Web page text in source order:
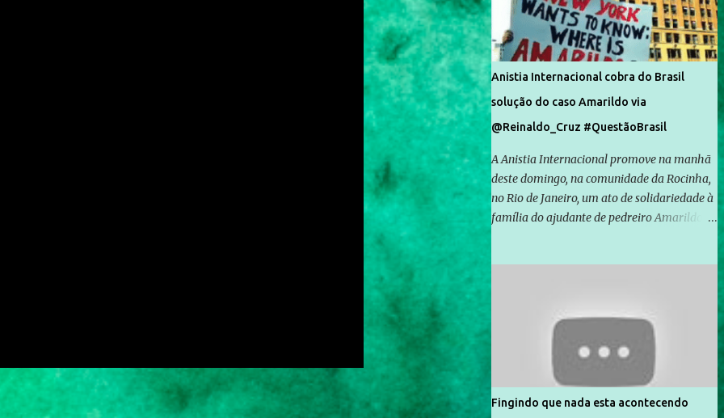
Anistia Internacional cobra do Brasil
solução do caso Amarildo via
@Reinaldo_Cruz #QuestãoBrasil
A Anistia Internacional promove na manhã
deste domingo, na comunidade da Rocinha,
no Rio de Janeiro, um ato de solidariedade à
família do ajudante de pedreiro Amarildo de
Rocinha. A assessora de Direitos Humanos
da Anistia Internacional, Renata Neder, disse
à Agência Brasil que ações e atividades de
mobilização são feitas normalmente pela
organização não governamental. As ações
de solidariedade são promovidas em apoio
Fingindo que nada esta acontecendo